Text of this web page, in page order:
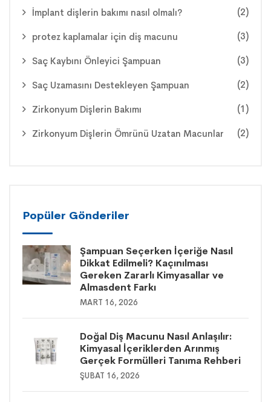
İmplant dişlerin bakımı nasıl olmalı? (2)
protez kaplamalar için diş macunu (3)
Saç Kaybını Önleyici Şampuan (3)
Saç Uzamasını Destekleyen Şampuan (2)
Zirkonyum Dişlerin Bakımı (1)
Zirkonyum Dişlerin Ömrünü Uzatan Macunlar (2)
Popüler Gönderiler
Şampuan Seçerken İçeriğe Nasıl
Dikkat Edilmeli? Kaçınılması
Gereken Zararlı Kimyasallar ve
Almasdent Farkı
MART 16, 2026
Doğal Diş Macunu Nasıl Anlaşılır:
Kimyasal İçeriklerden Arınmış
Gerçek Formülleri Tanıma Rehberi
ŞUBAT 16, 2026